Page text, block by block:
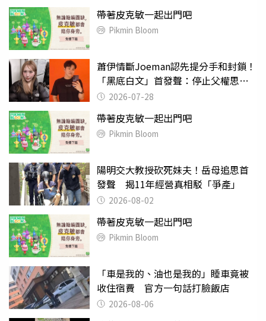
帶著皮克敏一起出門吧
Pikmin Bloom
蕭伊情斷Joeman認先提分手和封鎖！
「黑底白文」首發聲：停止父權思維
物化女性
2026-07-28
帶著皮克敏一起出門吧
Pikmin Bloom
陽明交大教授砍死妹夫！岳母追思首
發聲 揭11年經營真相駁「爭產」
2026-08-02
帶著皮克敏一起出門吧
Pikmin Bloom
「車是我的、油也是我的」睡車竟被
收住宿費 官方一句話打臉飯店
2026-08-06